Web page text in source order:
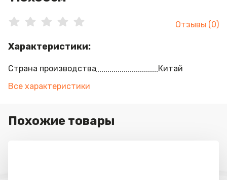
Отзывы (0)
Характеристики:
Страна производства
Китай
Все характеристики
Похожие товары